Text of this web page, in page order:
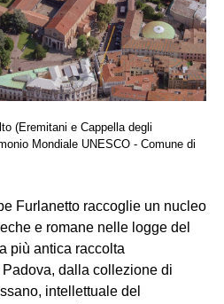
(Eremitani e Cappella degli
Mondiale UNESCO - Comune di
Furlanetto raccoglie un nucleo
e romane nelle logge del
più antica raccolta
dalla collezione di
intellettuale del